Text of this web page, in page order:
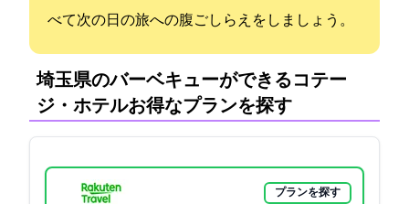
べて次の日の旅への腹ごしらえをしましょう。
埼玉県のバーベキューができるコテー
ジ・ホテル:お得なプランを探す
プランを探す